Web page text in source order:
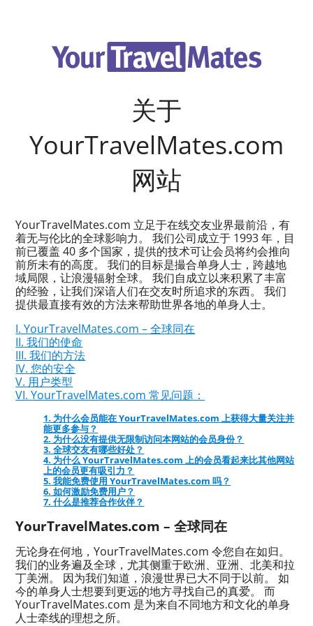
关于
YourTravelMates.com
网站
YourTravelMates.com 立足于在线交友业界最前沿，有
着无与伦比的全球影响力。 我们公司成立于 1993 年，目
前已覆盖 40 多个国家，提供的技术可让会员将约会推向
前所未有的高度。 我们的目标是撮合单身人士，跨越地
域局限，让浪漫辐射全球。 我们自成立以来积累了丰富
的经验，让我们深谙人们在交友时所追求的东西。 我们
提供最直接有效的方法来帮助世界各地的单身人士。
I. YourTravelMates.com – 全球同在
II. 我们的使命
III. 我们的方法
IV. 您的安全
V. 用户类型
VI. YourTravelMates.com 常见问题：
1. 为什么会员能在 YourTravelMates.com 上获得大量关注并
能更多参与？
2. 为什么没有提供无限制访问本网站的会员身份？
3. 全球交友有哪些好处？
4. 为什么 YourTravelMates.com 上的会员看起来比其他网站
上的会员更有吸引力？
5. 我能免费使用 YourTravelMates.com 吗？
6. 如何激励免费用户？
7. 什么是推荐合作伙伴？
YourTravelMates.com – 全球同在
无论身在何地，YourTravelMates.com 令您自在如归。
我们的业务遍及全球，尤其侧重于欧洲、亚洲、北美和拉
丁美洲。 因为我们知道，浪漫世界已大不同于以前。 如
今的单身人士想要到更远的地方寻找自己的真爱。 而
YourTravelMates.com 是为来自不同地方和文化的单身
人士牵线的理想之所。